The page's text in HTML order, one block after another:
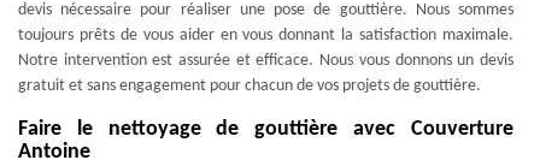
devis nécessaire pour réaliser une pose de gouttière. Nous sommes
toujours prêts de vous aider en vous donnant la satisfaction maximale.
Notre intervention est assurée et efficace. Nous vous donnons un devis
gratuit et sans engagement pour chacun de vos projets de gouttière.
Faire le nettoyage de gouttière avec Couverture
Antoine